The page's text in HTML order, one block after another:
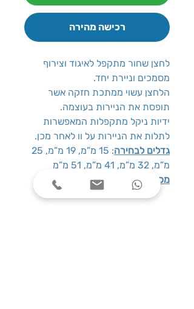
רכישה מהירה
לחצן שחור מתקפל לאיגוד וצירוף
מסמכים וניירת יחד.
הלחצן עשוי ממתכת חזקה אשר
תופסת את הניירות בעוצמה.
ידיות ניקל מתקפלות המאפשרות
לתלות את הניירות על וו לאחר מכן.
גדלים לבחירה
: 15 מ”מ, 19 מ”מ, 25
מ”מ, 32 מ”מ, 41 מ”מ, 51 מ”מ
מכיל במארז